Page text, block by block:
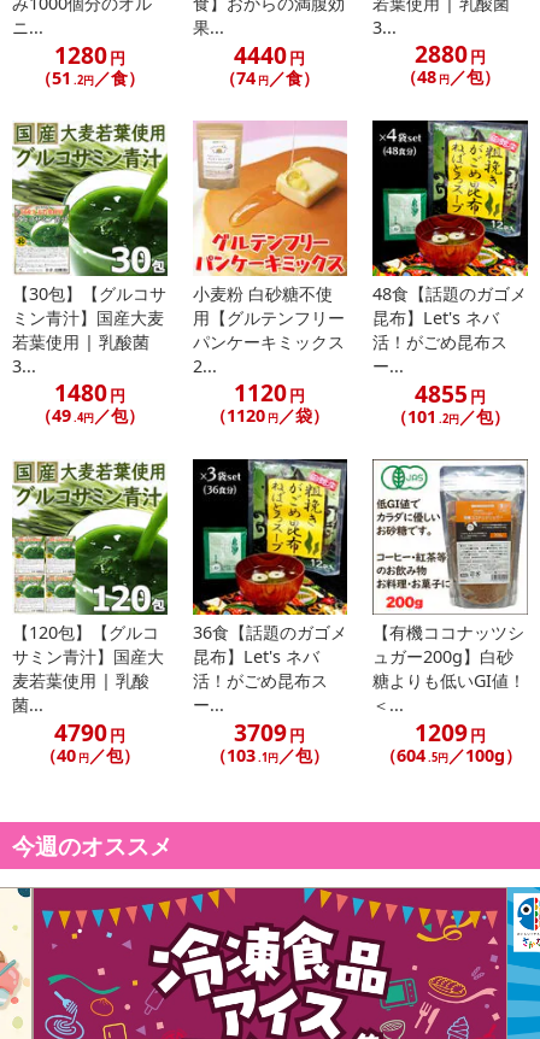
・注意事項：直射日光、高温多湿を避けて常温で保存してください
。
【賞味・消費期限のある商品について】
商品到着時点でのお日持ち期間は、配送日数などにより異なります
のでご了承ください。
【キャンセルについて】
※お申込み後のキャンセルはお受けできません。
記載されている内容を必ずご確認いただき、お届けする商品セット
にご納得いただきましたうえでお申し込みください。
※パッケージ変更や商品リニューアル（成分など含む）等により、
参考の掲載画像や画像内のバーコードなど、お届け商品と多少異な
また、[新たな加工食品の原料原産地表示制度]の経過措置期間の終
了により、商品詳細内に記載の原産国・原材料の表記が旧表記の場
合がございます。
あらかじめご了承いただいた上でお申込みください。なお、本理由
によるお申込み後のキャンセル・返品交換は対応いたしかねます。
【お支払いについて】
※お支払い方法は、電話料金合算払い、クレジットカード払い、dポ
イントがご利用いただけます。
【発送・お届け・商品について】
※お申込み頂きました商品の同梱、お届けの日時指定はいたしかね
※お客様のご都合でお受取りいただけない場合、商品の再発送や返
金はいたしかねます。
不在票にてご対応ください。
※発送予定日は前後する場合がございます。また商品によって発送
日が異なります。
※dショッピングサンプル百貨店よりお届けする商品は、ご利用いた
だいた後のご感想をいただくことを目的としており、転売等は固く
ニ...
1280円
（51 .2円／食）
果...
4440円
（74 円／食）
3...
2880円
（48 円／包）
【30包】【グルコサ
ミン青汁】国産大麦
若葉使用 | 乳酸菌
3...
1480円
（49.4円／包）
小麦粉 白砂糖不使
用【グルテンフリー
パンケーキミックス
2...
1120円
（1120 円／袋）
48食【話題のガゴメ
昆布】Let's ネバ
活！がごめ昆布ス
ー...
4855 円
（101 .2円／包）
【120包】【グルコ
サミン青汁】国産大
麦若葉使用 | 乳酸
菌...
4790円
（40 円／包）
36食【話題のガゴメ
昆布】Let's ネバ
活！がごめ昆布ス
ー...
3709円
（103.1円 ／包）
【有機ココナッツシ
ュガー200g】白砂
糖よりも低いGI値！
＜...
1209円
（604.5円／100g）
今週のオススメ